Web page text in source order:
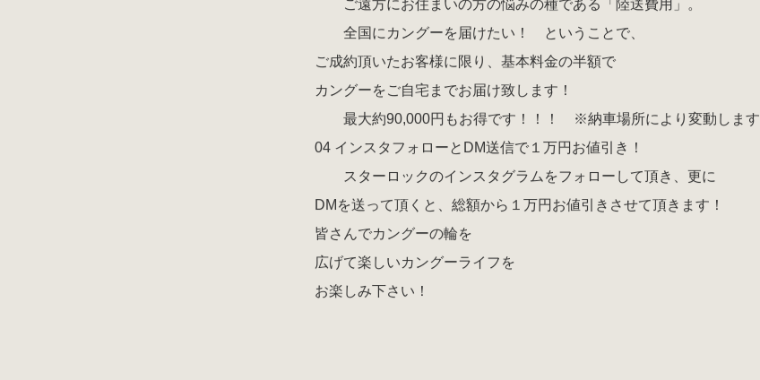
ご遠方にお住まいの方の悩みの種である「陸送費用」。
全国にカングーを届けたい！ ということで、
ご成約頂いたお客様に限り、基本料金の半額で
カングーをご自宅までお届け致します！
最大約90,000円もお得です！！！ ※納車場所により変動します
04 インスタフォローとDM送信で１万円お値引き！
スターロックのインスタグラムをフォローして頂き、更に
DMを送って頂くと、総額から１万円お値引きさせて頂きます！
皆さんでカングーの輪を
広げて楽しいカングーライフを
お楽しみ下さい！